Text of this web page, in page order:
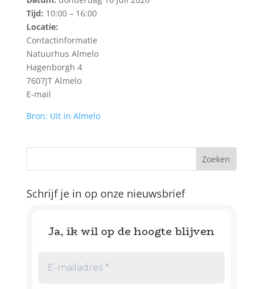
Tijd: 10:00 – 16:00
Locatie:
Contactinformatie
Natuurhus Almelo
Hagenborgh 4
7607JT Almelo
E-mail
Bron: Uit in Almelo
Schrijf je in op onze nieuwsbrief
Ja, ik wil op de hoogte blijven